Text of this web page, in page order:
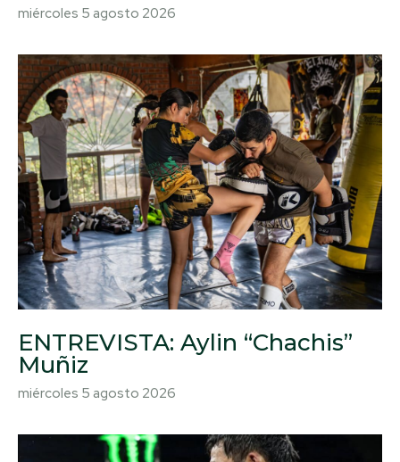
miércoles 5 agosto 2026
ENTREVISTA: Aylin “Chachis”
Muñiz
miércoles 5 agosto 2026